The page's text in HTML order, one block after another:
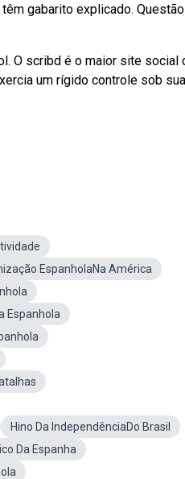
gabarito explicado.
O scribd é o maior site social
um rígido controle sob
EspanholaNa América
Espanhola
Hino Da IndependênciaDo Brasil
Da Espanha